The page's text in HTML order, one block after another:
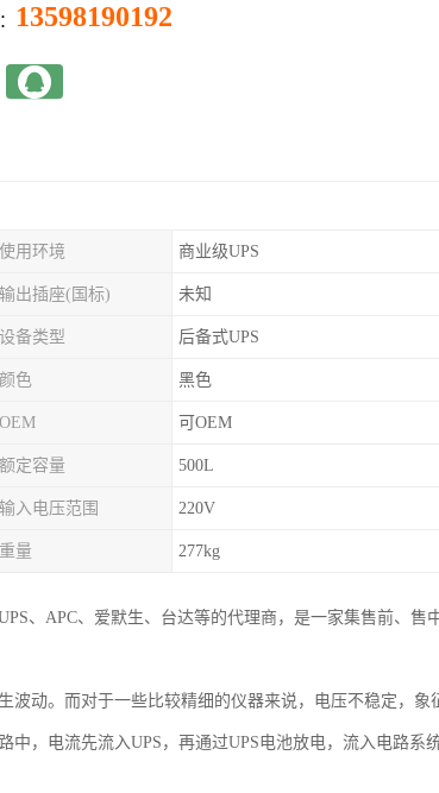
13598190192
使用环境 商业级UPS
输出插座(国标) 未知
设备类型 后备式UPS
颜色 黑色
OEM 可OEM
额定容量 500L
输入电压范围 220V
重量 277kg
、APC、爱默生、台达等的代理商，是一家集售前、售
波动。而对于一些比较精细的仪器来说，电压不稳定，象
，电流先流入UPS，再通过UPS电池放电，流入电路系